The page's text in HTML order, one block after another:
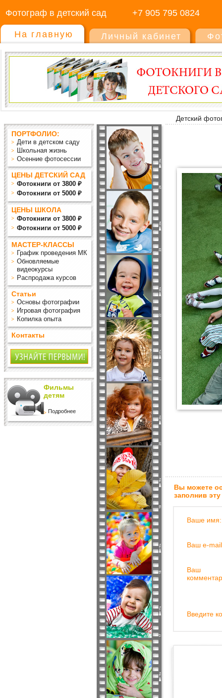
Фотограф в детский сад +7 905 795 0824
На главную Личный кабинет
Детский
ПОРТФОЛИО:
Дети в детском саду
Школьная жизнь
Осенние фотосессии
ЦЕНЫ ДЕТСКИЙ САД
Фотокниги от 3800 ₽
Фотокниги от 5000 ₽
ЦЕНЫ ШКОЛА
Фотокниги от 3800 ₽
Фотокниги от 5000 ₽
МАСТЕР-КЛАССЫ
График проведения МК
Обновляемые
видеокурсы
Распродажа курсов
Статьи
Основы фотографии
Игровая фотография
Копилка опыта
Контакты
Фильмы
детям
Подробнее
Вы можете
заполнив
Ваше имя:
Ваш e-
Ваш
Введите